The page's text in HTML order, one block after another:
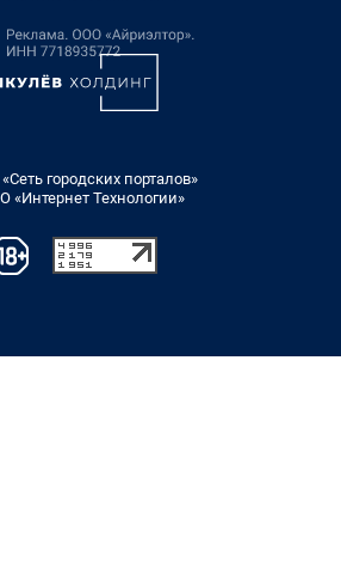
городских порталов»
«Интернет Технологии»